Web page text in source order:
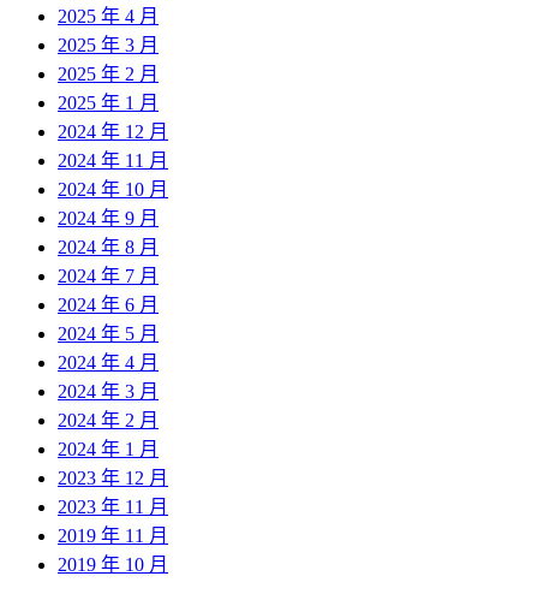
2025 年 4 月
2025 年 3 月
2025 年 2 月
2025 年 1 月
2024 年 12 月
2024 年 11 月
2024 年 10 月
2024 年 9 月
2024 年 8 月
2024 年 7 月
2024 年 6 月
2024 年 5 月
2024 年 4 月
2024 年 3 月
2024 年 2 月
2024 年 1 月
2023 年 12 月
2023 年 11 月
2019 年 11 月
2019 年 10 月